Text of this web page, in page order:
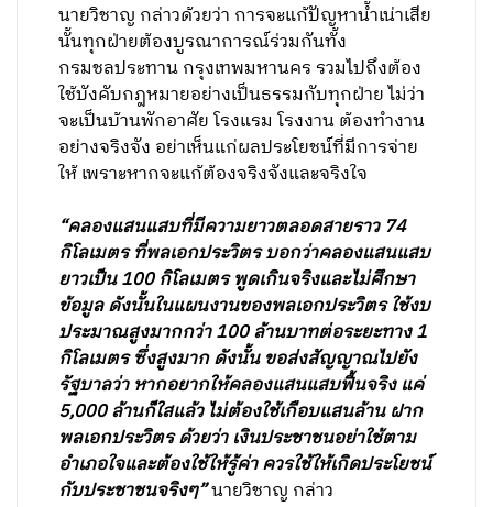
นายวิชาญ กล่าวด้วยว่า การจะแก้ปัญหาน้ำเน่าเสีย
นั้นทุกฝ่ายต้องบูรณาการณ์ร่วมกันทั้ง
กรมชลประทาน กรุงเทพมหานคร รวมไปถึงต้อง
ใช้บังคับกฎหมายอย่างเป็นธรรมกับทุกฝ่าย ไม่ว่า
จะเป็นบ้านพักอาศัย โรงแรม โรงงาน ต้องทำงาน
อย่างจริงจัง อย่าเห็นแก่ผลประโยชน์ที่มีการจ่าย
ให้ เพราะหากจะแก้ต้องจริงจังและจริงใจ
“คลองแสนแสบที่มีความยาวตลอดสายราว 74
กิโลเมตร ที่พลเอกประวิตร บอกว่าคลองแสนแสบ
ยาวเป็น 100 กิโลเมตร พูดเกินจริงและไม่ศึกษา
ข้อมูล ดังนั้นในแผนงานของพลเอกประวิตร ใช้งบ
ประมาณสูงมากกว่า 100 ล้านบาทต่อระยะทาง 1
กิโลเมตร ซึ่งสูงมาก ดังนั้น ขอส่งสัญญาณไปยัง
รัฐบาลว่า หากอยากให้คลองแสนแสบฟื้นจริง แค่
5,000 ล้านก็ใสแล้ว ไม่ต้องใช้เกือบแสนล้าน ฝาก
พลเอกประวิตร ด้วยว่า เงินประชาชนอย่าใช้ตาม
อำเภอใจและต้องใช้ให้รู้ค่า ควรใช้ให้เกิดประโยชน์
กับประชาชนจริงๆ”นายวิชาญ กล่าว